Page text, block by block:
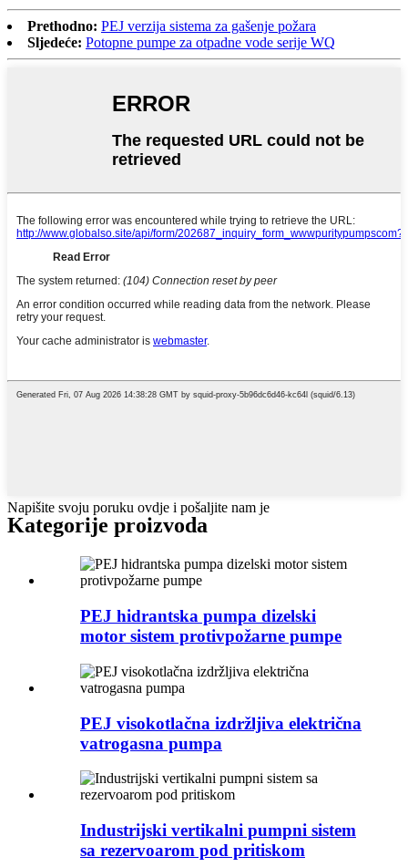
Prethodno: PEJ verzija sistema za gašenje požara
Sljedeće: Potopne pumpe za otpadne vode serije WQ
Napišite svoju poruku ovdje i pošaljite nam je
Kategorije proizvoda
PEJ hidrantska pumpa dizelski
motor sistem protivpožarne pumpe
PEJ visokotlačna izdržljiva električna
vatrogasna pumpa
Industrijski vertikalni pumpni sistem
sa rezervoarom pod pritiskom